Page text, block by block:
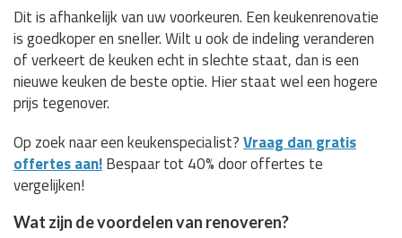
Dit is afhankelijk van uw voorkeuren. Een keukenrenovatie
is goedkoper en sneller. Wilt u ook de indeling veranderen
of verkeert de keuken echt in slechte staat, dan is een
nieuwe keuken de beste optie. Hier staat wel een hogere
prijs tegenover.
Op zoek naar een keukenspecialist?Vraag dan gratis
offertes aan!Bespaar tot 40% door offertes te
vergelijken!
Wat zijn de voordelen van renoveren?